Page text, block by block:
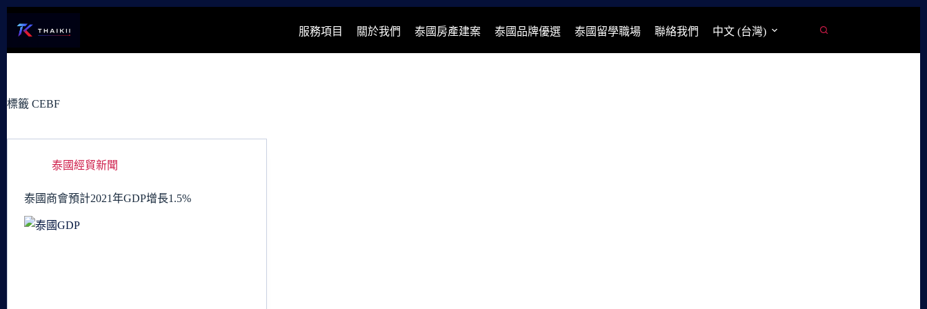
容
服務項目 關於我們 泰國房產建案 泰國品牌優選 泰國留學職場 聯絡我們 中文 (台灣)
標籤 CEBF
泰國經貿新聞
泰國商會預計2021年GDP增​​長1.5%